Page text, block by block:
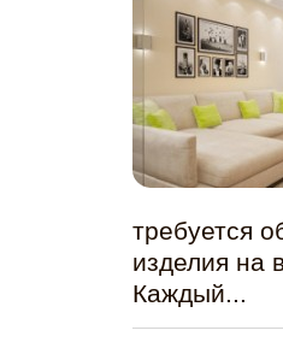
требуется
изделия на
Каждый...